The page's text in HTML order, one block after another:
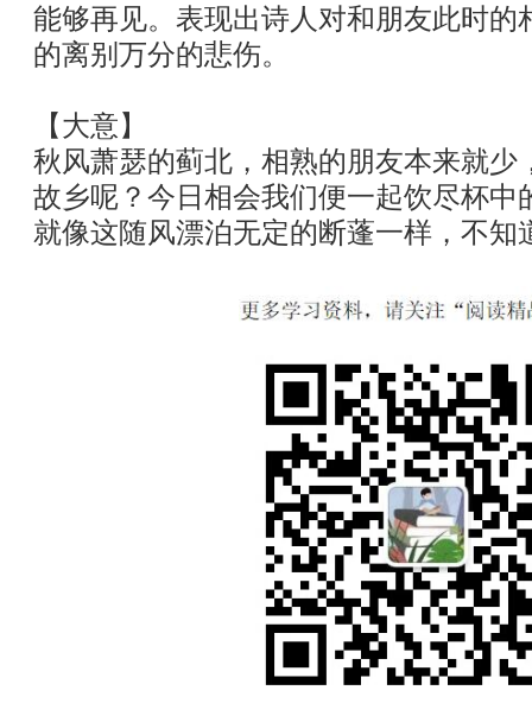
能够再见。表现出诗人对和朋友此时的
的离别万分的悲伤。
【大意】
秋风萧瑟的蓟北，相熟的朋友本来就少
故乡呢？今日相会我们便一起饮尽杯中
就像这随风漂泊无定的断蓬一样，